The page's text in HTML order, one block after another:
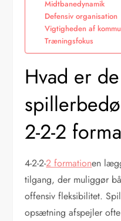
Midtbanedynamik
Defensiv organisation
Vigtigheden af
Træningsfokus
Hvad er
2-2-2
4-2-2-2 formationen
tilgang, der muliggør
offensiv fleksibilitet.
opsætning afspejler